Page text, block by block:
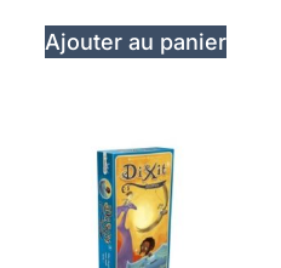
Ajouter au panier